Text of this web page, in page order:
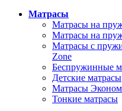
Матрасы
Матрасы на
Матрасы на
Матрасы с
Zone
Беспружинные
Детские матрасы
Матрасы Эконом
Тонкие матрасы